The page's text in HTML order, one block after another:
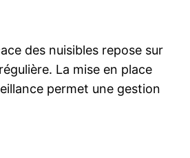
des nuisibles repose sur
La mise en place
permet une gestion